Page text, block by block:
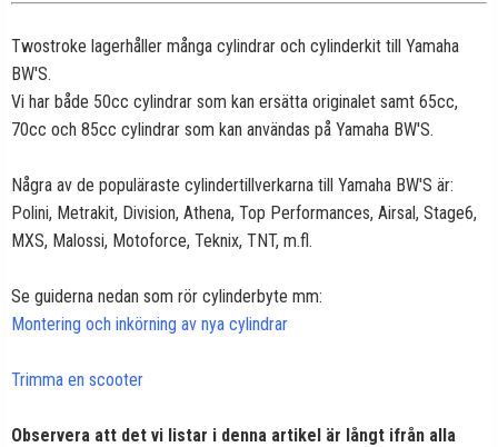
Twostroke lagerhåller många cylindrar och cylinderkit till Yamaha
BW'S.
Vi har både 50cc cylindrar som kan ersätta originalet samt 65cc,
70cc och 85cc cylindrar som kan användas på Yamaha BW'S.
Några av de populäraste cylindertillverkarna till Yamaha BW'S är:
Polini, Metrakit, Division, Athena, Top Performances, Airsal, Stage6,
MXS, Malossi, Motoforce, Teknix, TNT, m.fl.
Se guiderna nedan som rör cylinderbyte mm:
Montering och inkörning av nya cylindrar
Trimma en scooter
Observera att det vi listar i denna artikel är långt ifrån alla